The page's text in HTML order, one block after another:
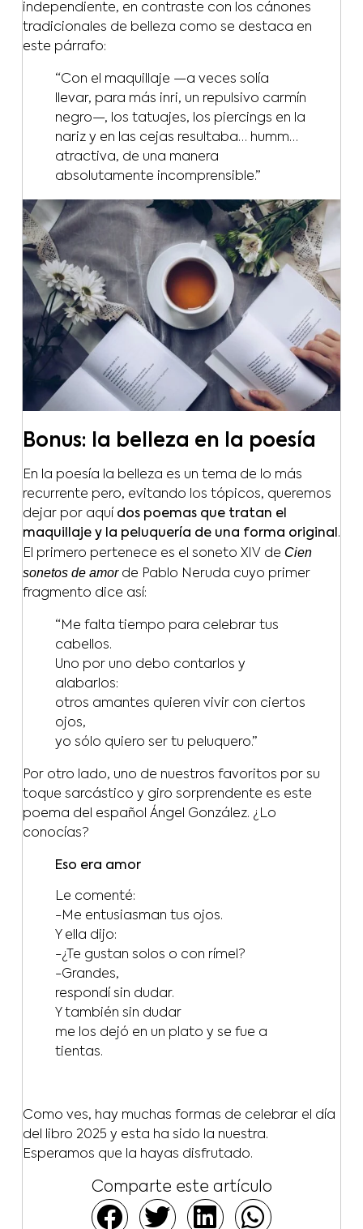
independiente, en contraste con los cánones
tradicionales de belleza como se destaca en
este párrafo:
“Con el maquillaje —a veces solía
llevar, para más inri, un repulsivo carmín
negro—, los tatuajes, los piercings en la
nariz y en las cejas resultaba… humm…
atractiva, de una manera
absolutamente incomprensible.”
Bonus: la belleza en la poesía
En la poesía la belleza es un tema de lo más
recurrente pero, evitando los tópicos, queremos
dejar por aquí dos poemas que tratan el
maquillaje y la peluquería de una forma original .
El primero pertenece es el soneto XIV de Cien
sonetos de amorde Pablo Neruda cuyo primer
fragmento dice así:
“Me falta tiempo para celebrar tus
cabellos.
Uno por uno debo contarlos y
alabarlos:
otros amantes quieren vivir con ciertos
ojos,
yo sólo quiero ser tu peluquero.”
Por otro lado, uno de nuestros favoritos por su
toque sarcástico y giro sorprendente es este
poema del español Ángel González. ¿Lo
conocías?
Eso era amor
Le comenté:
-Me entusiasman tus ojos.
Y ella dijo:
-¿Te gustan solos o con rímel?
-Grandes,
respondí sin dudar.
Y también sin dudar
me los dejó en un plato y se fue a
tientas.
Como ves, hay muchas formas de celebrar el día
del libro 2025 y esta ha sido la nuestra.
Esperamos que la hayas disfrutado.
Comparte este artículo